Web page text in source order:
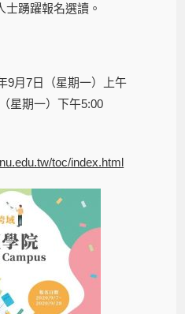
士踴躍報名選讀。
9月7日（星期一）上午
星期一）下午5:00
toc/index.html